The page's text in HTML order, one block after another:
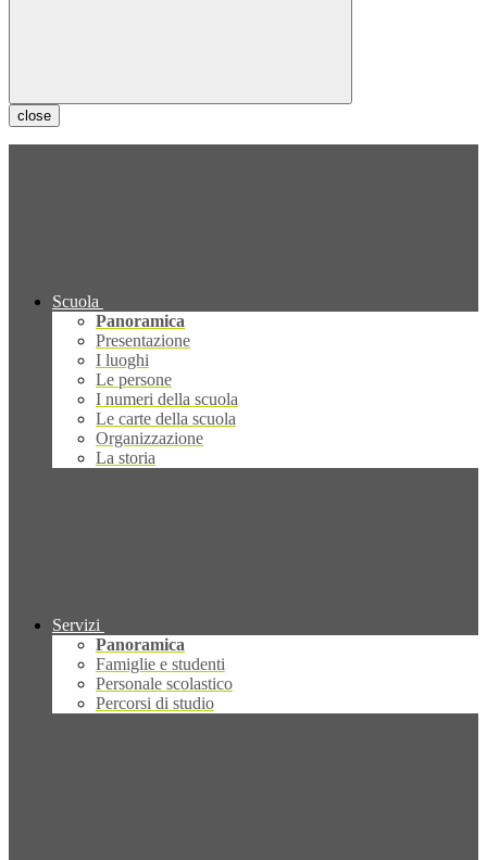
close
Scuola
Panoramica
Presentazione
I luoghi
Le persone
I numeri della scuola
Le carte della scuola
Organizzazione
La storia
Servizi
Panoramica
Famiglie e studenti
Personale scolastico
Percorsi di studio